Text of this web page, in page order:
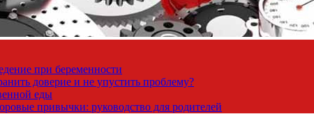
при беременности
доверие и не упустить проблему?
еды
привычки: руководство для родителей